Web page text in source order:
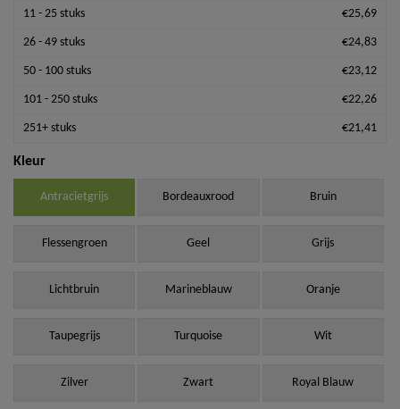
11 - 25 stuks €25,69
26 - 49 stuks €24,83
50 - 100 stuks €23,12
101 - 250 stuks €22,26
251+ stuks €21,41
Kleur
Antracietgrijs Bordeauxrood Bruin
Flessengroen Geel Grijs
Lichtbruin Marineblauw Oranje
Taupegrijs Turquoise Wit
Zilver Zwart Royal Blauw